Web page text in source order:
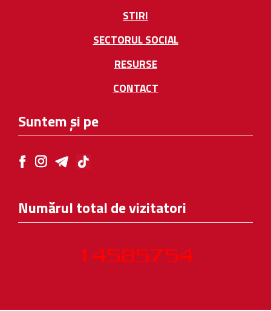
STIRI
SECTORUL SOCIAL
RESURSE
CONTACT
Suntem și pe
Numărul total de vizitatori